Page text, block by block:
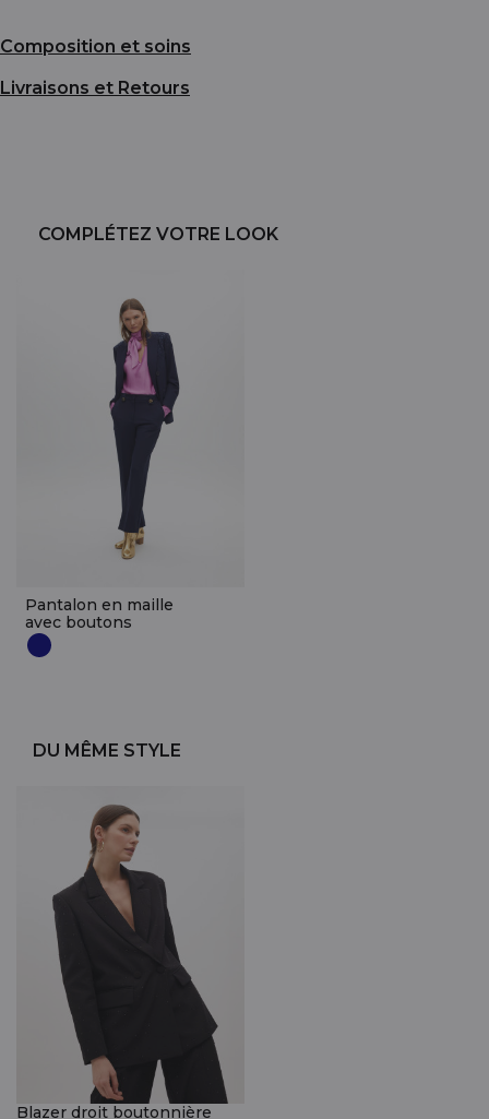
Composition et soins
Livraisons et Retours
COMPLÉTEZ VOTRE LOOK
Pantalon en maille
avec boutons
DU MÊME STYLE
Blazer droit boutonnière